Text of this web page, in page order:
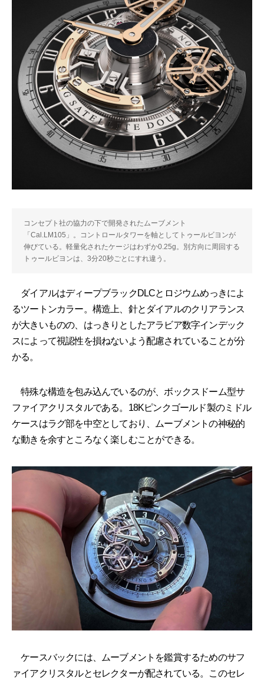
コンセプト社の協力の下で開発されたムーブメント
「Cal.LM105」。コントロールタワーを軸としてトゥールビヨンが
伸びている。軽量化されたケージはわずか0.25g。別方向に周回する
トゥールビヨンは、3分20秒ごとにすれ違う。
ダイアルはディープブラックDLCとロジウムめっきによ
るツートンカラー。構造上、針とダイアルのクリアランス
が大きいものの、はっきりとしたアラビア数字インデック
スによって視認性を損ねないよう配慮されていることが分
かる。
特殊な構造を包み込んでいるのが、ボックスドーム型サ
ファイアクリスタルである。18Kピンクゴールド製のミドル
ケースはラグ部を中空としており、ムーブメントの神秘的
な動きを余すところなく楽しむことができる。
ケースバックには、ムーブメントを鑑賞するためのサフ
ァイアクリスタルとセレクターが配されている。このセレ